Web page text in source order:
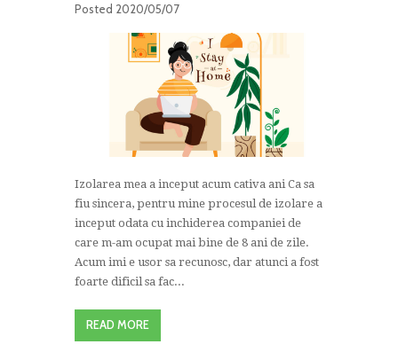
Posted 2020/05/07
Izolarea mea a inceput acum cativa ani Ca sa
fiu sincera, pentru mine procesul de izolare a
inceput odata cu inchiderea companiei de
care m-am ocupat mai bine de 8 ani de zile.
Acum imi e usor sa recunosc, dar atunci a fost
foarte dificil sa fac...
READ MORE